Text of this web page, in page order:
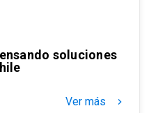
soluciones
Ver más keyboard_arrow_right